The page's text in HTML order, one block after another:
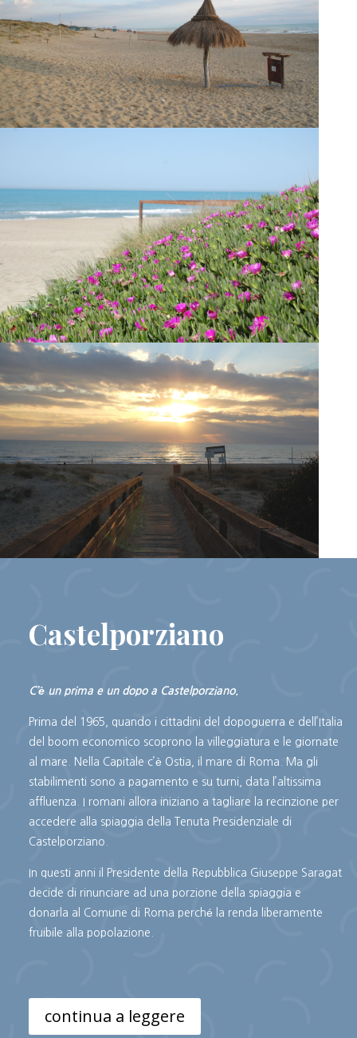
Castelporziano
C’è un prima e un dopo a Castelporziano.
Prima del 1965, quando i cittadini del dopoguerra e dell’Italia
del boom economico scoprono la villeggiatura e le giornate
al mare. Nella Capitale c’è Ostia, il mare di Roma. Ma gli
stabilimenti sono a pagamento e su turni, data l’altissima
affluenza. I romani allora iniziano a tagliare la recinzione per
accedere alla spiaggia della Tenuta Presidenziale di
Castelporziano.
In questi anni il Presidente della Repubblica Giuseppe Saragat
decide di rinunciare ad una porzione della spiaggia e
donarla al Comune di Roma perché la renda liberamente
fruibile alla popolazione.
continua a leggere